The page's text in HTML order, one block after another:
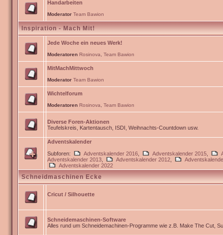
Handarbeiten
Moderator Team Bawion
Inspiration - Mach Mit!
Jede Woche ein neues Werk!
Moderatoren Rosinova Team Bawion
MitMachMittwoch
Moderator Team Bawion
Wichtelforum
Moderatoren Rosinova Team Bawion
Diverse Foren-Aktionen
Teufelskreis, Kartentausch, ISDI, Weihnachts-Countdown usw.
Adventskalender
Subforen:
Adventskalender 2016 Adventskalender 2015
Adventskalender 2013
Adventskalender 2012
Adventskalender 2022
Schneidmaschinen Ecke
Cricut / Silhouette
Schneidemaschinen-Software
Alles rund um Schneidemachinen-Programme wie z.B. Make The Cut,